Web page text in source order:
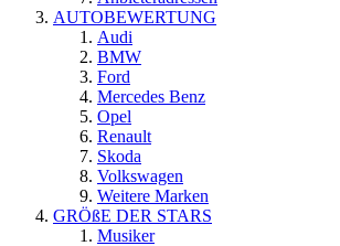
AUTOBEWERTUNG
Audi
BMW
Ford
Mercedes Benz
Opel
Renault
Skoda
Volkswagen
Weitere Marken
GRÖßE DER STARS
Musiker